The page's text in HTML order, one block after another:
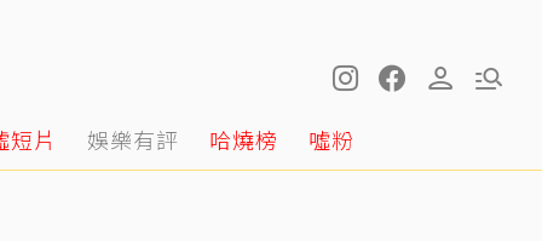
短片 娛樂有評 哈燒榜 噓粉